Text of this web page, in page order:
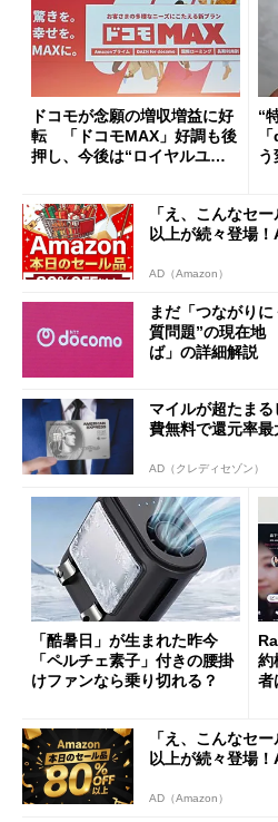
ドコモが念願の増収増益に好
転 「ドコモMAX」好調も後
押し、今後は“ロイヤルユー
“
「え、こんなセ
以上が続々登場
AD（Amazon）
まだ「つながり
質問題”の現在地
ば」の詳細解説
マイルが超たま
費無料で還元率
AD（クレディセゾン）
「酷暑日」が生まれた昨今
「ペルチェ素子」付きの腰掛
けファンなら乗り切れる？
約
者
「え、こんなセ
以上が続々登場
AD（Amazon）